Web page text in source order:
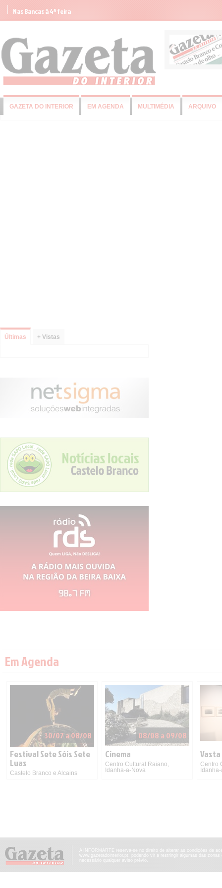
Nas Bancas à 4ª feira
GAZETA DO INTERIOR EM AGENDA MULTIMÉDIA ARQUIVO
Últimas + Vistas
Em Agenda
30/07 a 08/08
Festival Sete Sóis Sete
Luas
Castelo Branco e Alcains
08/08 a 09/08
Cinema
Centro Cultural Raiano,
Idanha-a-Nova
Centro
A INFORMARTE reserva-se no direito de alterar as condições de
www.gazetadointerior.pt, podendo vir a restringir algumas das
necessário qualquer aviso prévio.